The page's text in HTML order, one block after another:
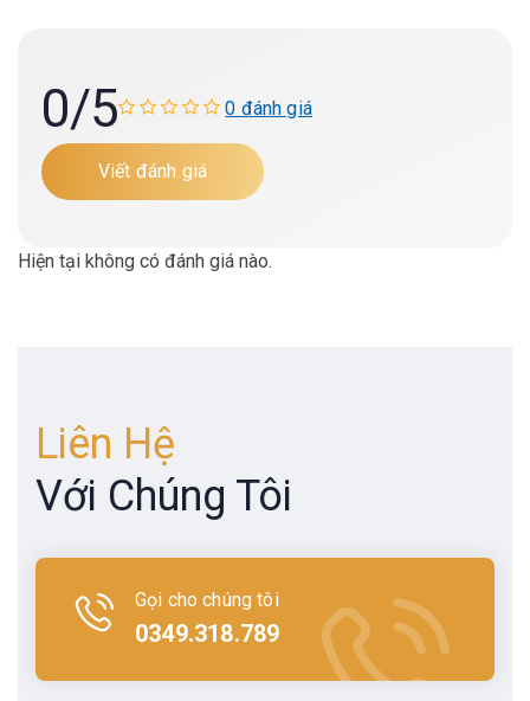
0/5 0 đánh giá
Viết đánh giá
Hiện tại không có đánh giá nào.
Liên Hệ
Với Chúng Tôi
Gọi cho chúng tôi
0349.318.789